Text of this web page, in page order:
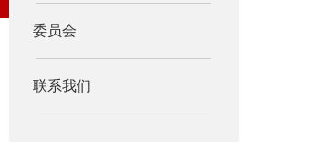
委员会
联系我们